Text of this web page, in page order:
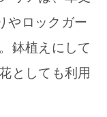
やロックガー
鉢植えにして
としても利用